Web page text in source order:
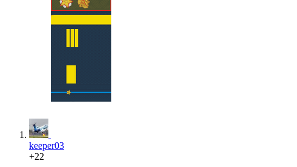
keeper03
+22